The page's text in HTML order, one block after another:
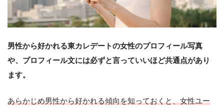
男性から好かれる東カレデートの女性のプロフィール写真
や、プロフィール文には必ずと言っていいほど共通点があり
ます。
あらかじめ男性から好かれる傾向を知っておくと、女性ユー